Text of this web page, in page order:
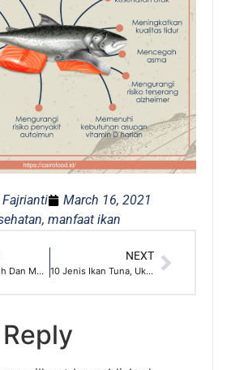
March 16, 2021
,manfaat ikan
5 Cara Ampuh Dan Mudah Menghilangkan Bruntusan
NEXT
10 Jenis Ikan Tuna, Ukuran & Fungsinya Variatif